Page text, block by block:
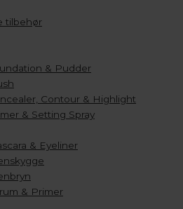
tilbehør
& Pudder
Contour & Highlight
& Setting Spray
& Eyeliner
& Primer